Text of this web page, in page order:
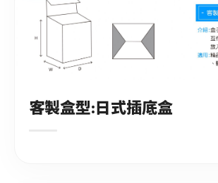
客製盒型:日式插底盒